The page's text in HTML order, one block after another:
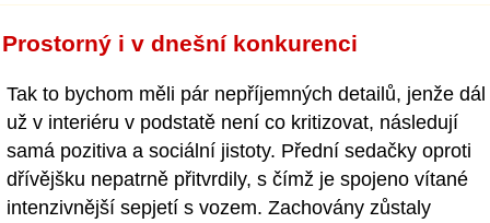
Prostorný i v dnešní konkurenci
Tak to bychom měli pár nepříjemných detailů, jenže dál
už v interiéru v podstatě není co kritizovat, následují
samá pozitiva a sociální jistoty. Přední sedačky oproti
dřívějšku nepatrně přitvrdily, s čímž je spojeno vítané
intenzivnější sepjetí s vozem. Zachovány zůstaly